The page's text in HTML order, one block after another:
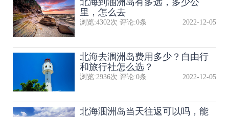
里，怎么去
浏览:4302次 评论:0条 2022-12-05
北海去涠洲岛费用多少？自由行
和旅行社怎么选？
浏览:2936次 评论:0条 2022-12-05
北海涠洲岛当天往返可以吗，能